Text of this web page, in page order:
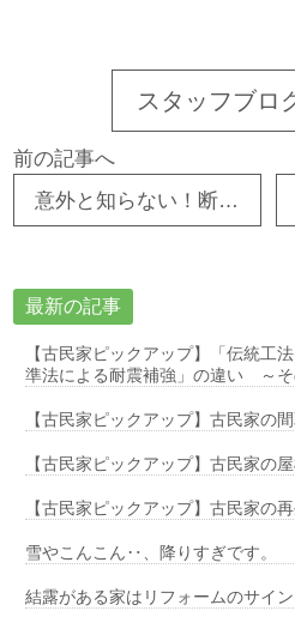
スタッフブロ
前の記事へ
意外と知らない！断熱と健康の関係性 ～その4～
最新の記事
【古民家ピックアップ】「伝統工
準法による耐震補強」の違い ～そ
【古民家ピックアップ】古民家の
【古民家ピックアップ】古民家の
【古民家ピックアップ】古民家の
雪やこんこん‥、降りすぎです。
結露がある家はリフォームのサイン